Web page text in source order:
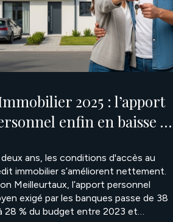
2025 : l’apport
enfin en baisse —
primo-accédants !
deux ans, les conditions d'accès au
immobilier s’améliorent nettement.
Meilleurtaux, l’apport personnel
exigé par les banques passe de 38
28 % du budget entre 2023 et